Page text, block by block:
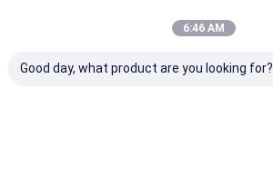
6:46 AM
Good day, what product are you looking for?